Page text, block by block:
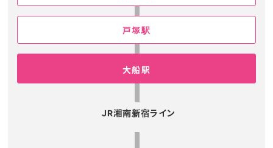
戸塚駅
大船駅
JR湘南新宿ライン